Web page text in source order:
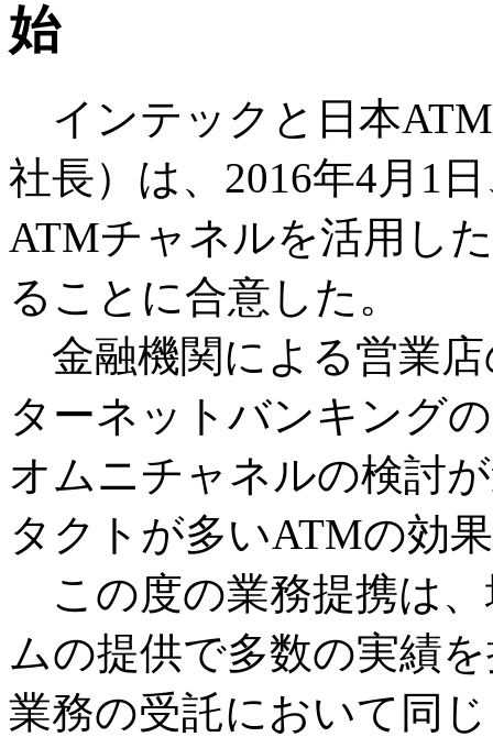
始
インテックと日本
社長）は、2016年4月1
ATMチャネルを活用し
ることに合意した。
金融機関による営業
ターネットバンキング
オムニチャネルの検討
タクトが多いATMの効
この度の業務提携は、
ムの提供で多数の実績
業務の受託において同